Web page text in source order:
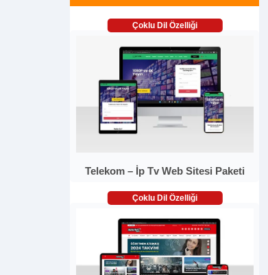
Çoklu Dil Özelliği
Telekom – İp Tv Web Sitesi Paketi
Çoklu Dil Özelliği